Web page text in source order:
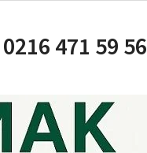
471 59 56